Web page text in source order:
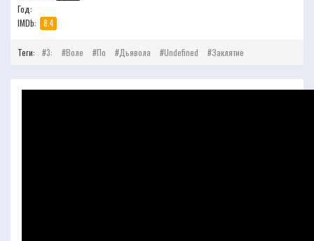
Год:
IMDb:
8.4
Теги: 3: Воле По Дьявола Undefined Заклятие